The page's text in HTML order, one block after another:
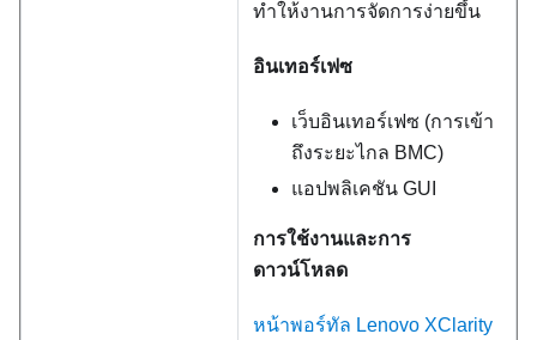
ทำให้งานการจัดการง่ายขึ้น
อินเทอร์เฟซ
เว็บอินเทอร์เฟซ (การเข้า
ถึงระยะไกล BMC)
แอปพลิเคชัน GUI
การใช้งานและการ
ดาวน์โหลด
หน้าพอร์ทัล Lenovo XClarity